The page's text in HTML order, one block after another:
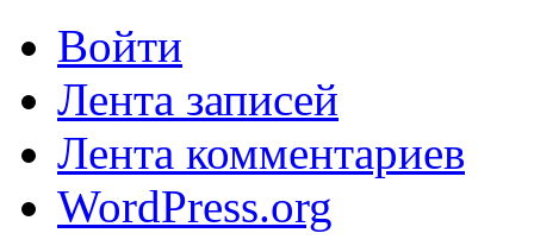
Войти
Лента записей
Лента комментариев
WordPress.org